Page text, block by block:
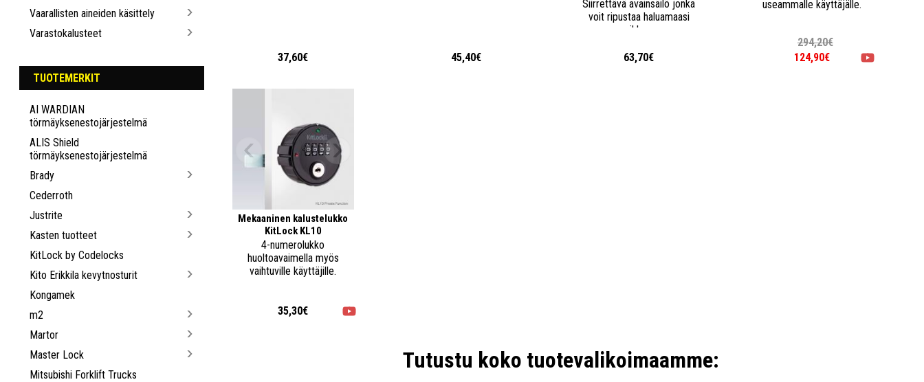
Vaarallisten aineiden käsittely
Varastokalusteet
TUOTEMERKIT
AI WARDIAN
törmäyksenestojärjestelmä
ALIS Shield
törmäyksenestojärjestelmä
Brady
Cederroth
Justrite
Kasten tuotteet
KitLock by Codelocks
Kito Erikkila kevytnosturit
Kongamek
m2
Martor
Master Lock
Mitsubishi Forklift Trucks
37,60€ 45,40€
Siirrettävä avainsäilö jonka
voit ripustaa haluamaasi
paikkaan.
63,70€
useammalle käyttäjälle.
294,20€
124,90€
Mekaaninen kalustelukko
KitLock KL10
4-numerolukko
huoltoavaimella myös
vaihtuville käyttäjille.
35,30€
Tutustu koko tuotevalikoimaamme: